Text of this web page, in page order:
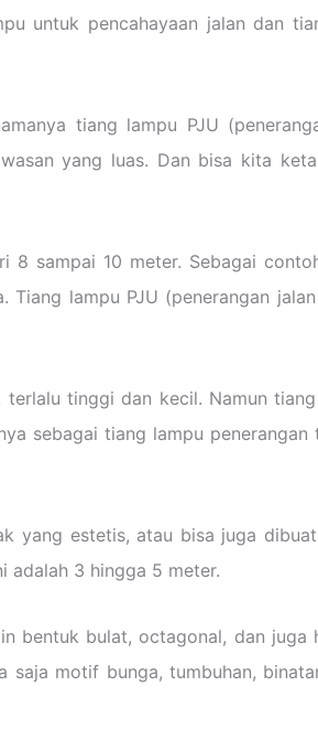
untuk pencahayaan jalan dan
tiang lampu PJU
yang luas. Dan bisa kita
8 sampai 10 meter. Sebagai
lampu PJU (penerangan
tinggi dan kecil. Namun
sebagai tiang lampu
yang estetis, atau bisa juga
adalah 3 hingga 5 meter.
bentuk bulat, octagonal, dan juga
motif bunga, tumbuhan,